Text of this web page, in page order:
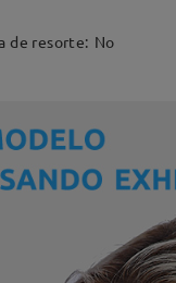
de resorte: No